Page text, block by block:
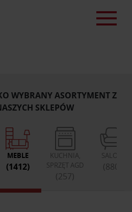
WYBRANY ASORTYMENT Z
SKLEPÓW
MEBLE
(1412)
KUCHNIA,
SPRZĘT AGD
(257)
SALON
(880)